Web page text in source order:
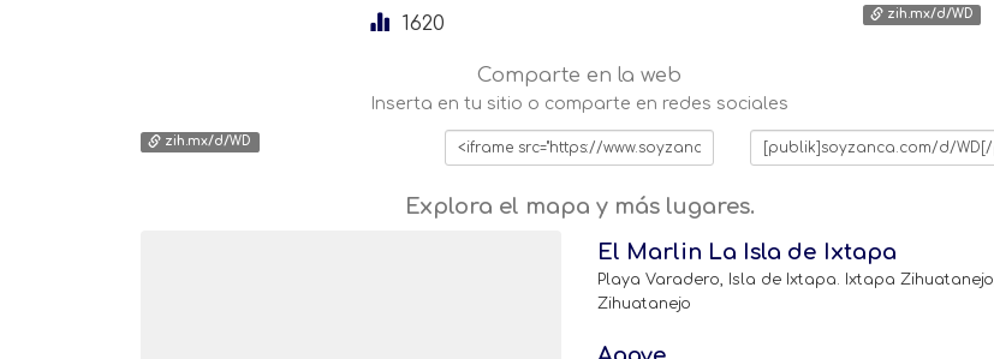
zih.mx/d/WD
1620
Comparte en la web
Inserta en tu sitio o comparte en redes sociales
zih.mx/d/WD
Explora el mapa y más lugares.
El Marlin La Isla de Ixtapa
Playa Varadero, Isla de Ixtapa. Ixtapa Zihuatanejo,
Zihuatanejo